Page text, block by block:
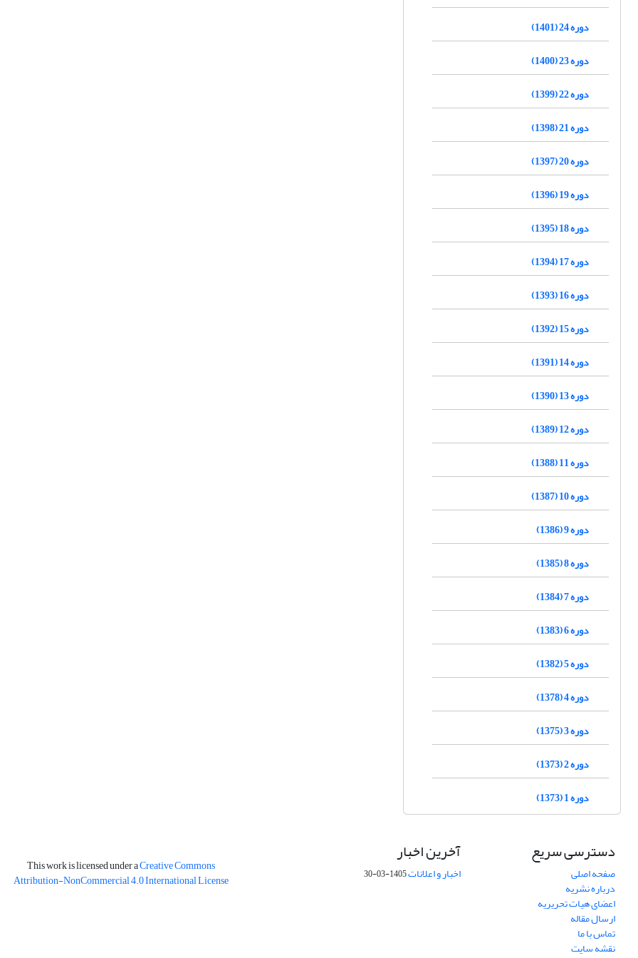
دوره 24 (1401)
دوره 23 (1400)
دوره 22 (1399)
دوره 21 (1398)
دوره 20 (1397)
دوره 19 (1396)
دوره 18 (1395)
دوره 17 (1394)
دوره 16 (1393)
دوره 15 (1392)
دوره 14 (1391)
دوره 13 (1390)
دوره 12 (1389)
دوره 11 (1388)
دوره 10 (1387)
دوره 9 (1386)
دوره 8 (1385)
دوره 7 (1384)
دوره 6 (1383)
دوره 5 (1382)
دوره 4 (1378)
دوره 3 (1375)
دوره 2 (1373)
دوره 1 (1373)
دسترسی سریع
صفحه اصلی
درباره نشریه
اعضای هیات تحریریه
ارسال مقاله
تماس با ما
نقشه سایت
آخرین اخبار
اخبار و اعلانات1405-03-30
This work is licensed under aCreative Commons
Attribution-NonCommercial 4.0 International License